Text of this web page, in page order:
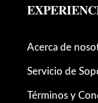
Acerca de
Servicio de
Términos y